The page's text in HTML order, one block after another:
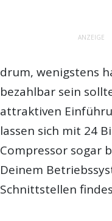
ANZEIGE
drum, wenigstens
bezahlbar sein
attraktiven
lassen sich mit 24
Compressor sogar
Deinem
Schnittstellen